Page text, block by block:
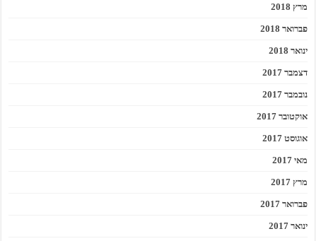
מרץ 2018
פברואר 2018
ינואר 2018
דצמבר 2017
נובמבר 2017
אוקטובר 2017
אוגוסט 2017
מאי 2017
מרץ 2017
פברואר 2017
ינואר 2017